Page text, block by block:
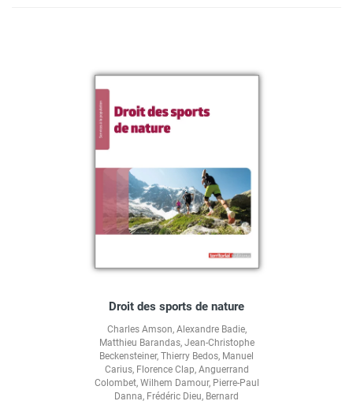
Droit des sports de nature
Charles Amson, Alexandre Badie,
Matthieu Barandas, Jean-Christophe
Beckensteiner, Thierry Bedos, Manuel
Carius, Florence Clap, Anguerrand
Colombet, Wilhem Damour, Pierre-Paul
Danna, Frédéric Dieu, Bernard